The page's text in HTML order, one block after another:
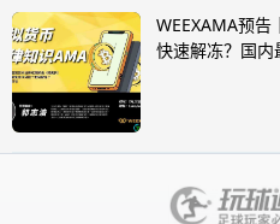
WEEXAMA预
快速解冻？国